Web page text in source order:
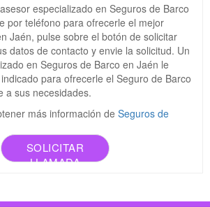
especializado en Seguros de Barco
por teléfono para ofrecerle el mejor
Jaén, pulse sobre el botón de solicitar
datos de contacto y envie la solicitud. Un
en Seguros de Barco en Jaén le
para ofrecerle el Seguro de Barco
a sus necesidades.
más información de Seguros de
SOLICITAR
LLAMADA